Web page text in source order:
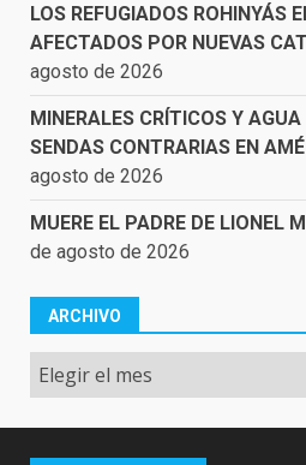
LOS REFUGIADOS ROHINYÁS
AFECTADOS POR NUEVAS
agosto de 2026
MINERALES CRÍTICOS Y
SENDAS CONTRARIAS EN
agosto de 2026
MUERE EL PADRE DE LIONEL
de agosto de 2026
ARCHIVO
Archivo